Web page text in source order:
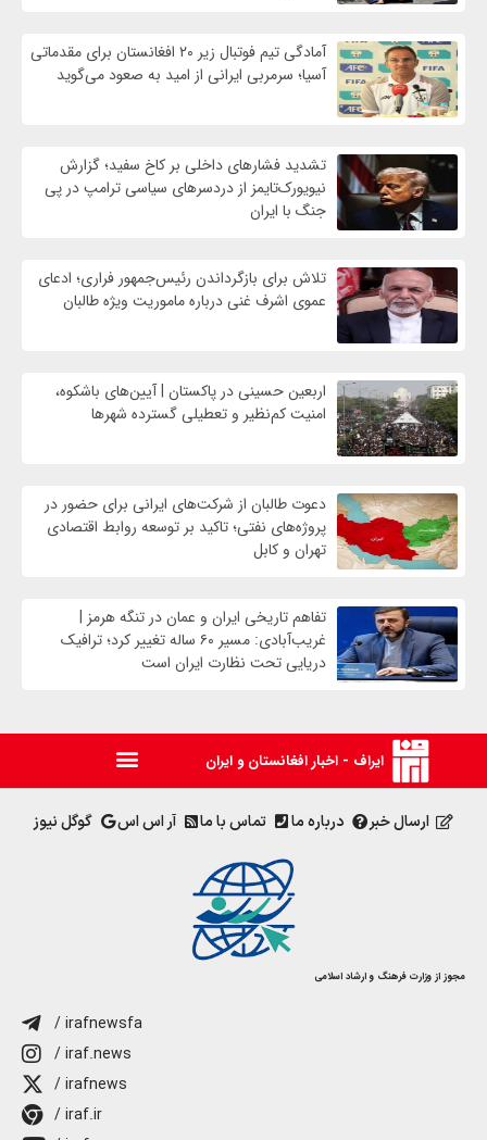
آمادگی تیم فوتبال زیر ۲۰ افغانستان برای مقدماتی
آسیا؛ سرمربی ایرانی از امید به صعود می‌گوید
تشدید فشارهای داخلی بر کاخ سفید؛ گزارش
نیویورک‌تایمز از دردسرهای سیاسی ترامپ در پی
جنگ با ایران
تلاش برای بازگرداندن رئیس‌جمهور فراری؛ ادعای
عموی اشرف غنی درباره ماموریت ویژه طالبان
اربعین حسینی در پاکستان | آیین‌های باشکوه،
امنیت کم‌نظیر و تعطیلی گسترده شهرها
دعوت طالبان از شرکت‌های ایرانی برای حضور در
پروژه‌های نفتی؛ تاکید بر توسعه روابط اقتصادی
تهران و کابل
تفاهم تاریخی ایران و عمان در تنگه هرمز |
غریب‌آبادی: مسیر ۶۰ ساله تغییر کرد؛ ترافیک
دریایی تحت نظارت ایران است
ایراف - اخبار افغانستان و ایران
ارسال خبر درباره ما تماس با ما آر اس اس گوگل نیوز
مجوز از وزارت فرهنگ و ارشاد اسلامی
/ irafnewsfa
/ iraf.news
/ irafnews
/ iraf.ir